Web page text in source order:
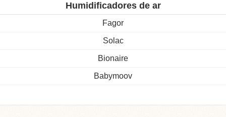
Humidificadores de ar
Fagor
Solac
Bionaire
Babymoov